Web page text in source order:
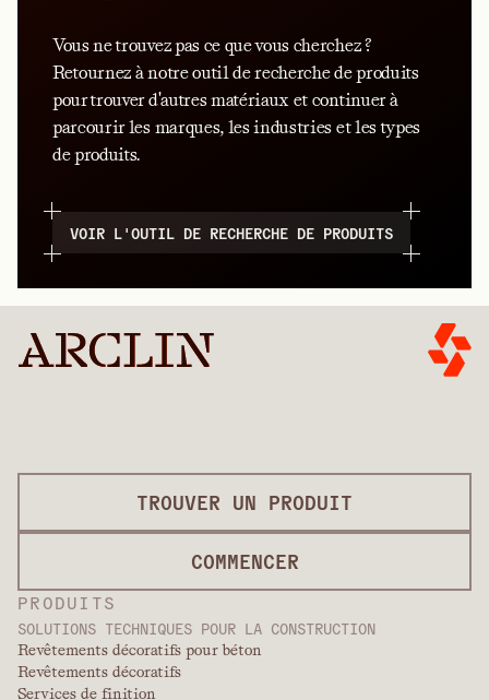
Vous ne trouvez pas ce que vous cherchez ?
Retournez à notre outil de recherche de produits
pour trouver d'autres matériaux et continuer à
parcourir les marques, les industries et les types
de produits.
VOIR L'OUTIL DE RECHERCHE DE PRODUITS
PRODUITS
SOLUTIONS TECHNIQUES POUR LA CONSTRUCTION
Revêtements décoratifs pour béton
Revêtements décoratifs
Services de finition
TROUVER UN PRODUIT
COMMENCER